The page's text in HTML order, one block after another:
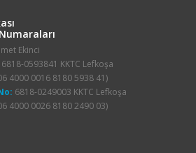
Ekinci
6818-0593841 KKTC Lefkoşa
4000 0016 8180 5938 41)
6818-0249003 KKTC Lefkoşa
4000 0026 8180 2490 03)